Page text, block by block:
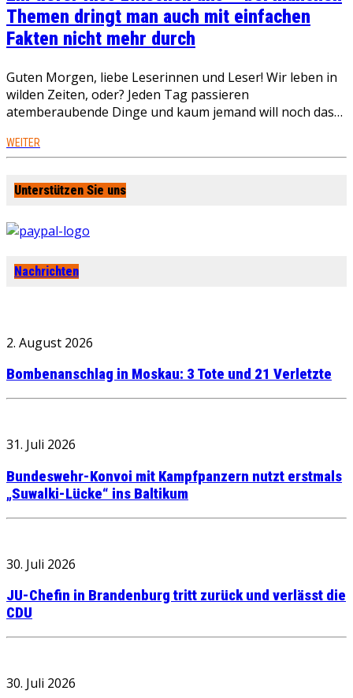
Themen dringt man auch mit einfachen
Fakten nicht mehr durch
Guten Morgen, liebe Leserinnen und Leser! Wir leben in
wilden Zeiten, oder? Jeden Tag passieren
atemberaubende Dinge und kaum jemand will noch das…
WEITER
Unterstützen Sie uns
Nachrichten
2. August 2026
Bombenanschlag in Moskau: 3 Tote und 21 Verletzte
31. Juli 2026
Bundeswehr-Konvoi mit Kampfpanzern nutzt erstmals
„Suwalki-Lücke“ ins Baltikum
30. Juli 2026
JU-Chefin in Brandenburg tritt zurück und verlässt die
CDU
30. Juli 2026